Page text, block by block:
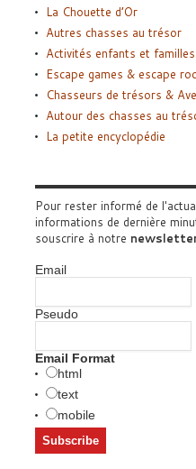
La Chouette d’Or
Autres chasses au trésor
Activités enfants et familles
Escape games & escape
Chasseurs de trésors &
Autour des chasses au
La petite encyclopédie
Pour rester informé de
informations de dernière
souscrire à notre
Email
Pseudo
Email Format
html
text
mobile